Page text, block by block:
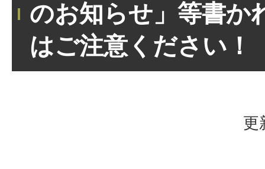
のお知らせ」等書か
はご注意ください！
更